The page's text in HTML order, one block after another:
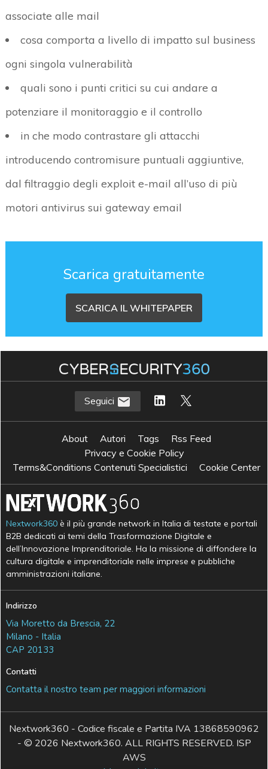
associate alle mail
cosa comporta a livello di impatto sul business
ogni singola vulnerabilità
quali sono i punti critici su cui andare a
potenziare il monitoraggio e il controllo
in che modo contrastare gli attacchi
introducendo contromisure puntuali aggiuntive,
dal filtraggio degli exploit e-mail all’uso di più
motori antivirus sui gateway email
Scarica gratuitamente
SCARICA IL WHITEPAPER
Seguici
About Autori Tags
Rss Feed
Privacy e Cookie Policy
Terms&Conditions Contenuti Specialistici
Cookie Center
Nextwork360 è il più grande network in Italia di testate e portali
B2B dedicati ai temi della Trasformazione Digitale e
dell’Innovazione Imprenditoriale. Ha la missione di diffondere la
cultura digitale e imprenditoriale nelle imprese e pubbliche
amministrazioni italiane.
Indirizzo
Via Moretto da Brescia, 22
Milano - Italia
CAP 20133
Contatti
Contatta il nostro team per maggiori informazioni
Nextwork360 - Codice fiscale e Partita IVA 13868590962
- © 2026 Nextwork360. ALL RIGHTS RESERVED. ISP
AWS